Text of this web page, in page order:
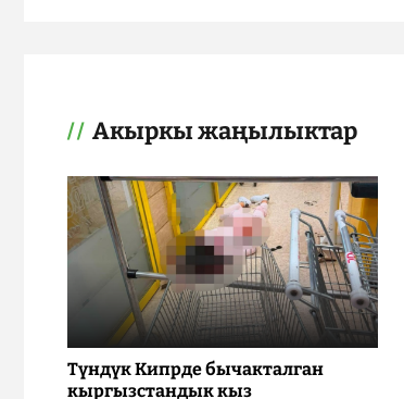
Акыркы жаңылыктар
Түндүк Кипрде бычакталган
кыргызстандык кыз